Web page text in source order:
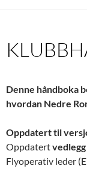
Denne håndboka
hvordan Nedre
Oppdatert til
Oppdatert
Flyoperativ leder